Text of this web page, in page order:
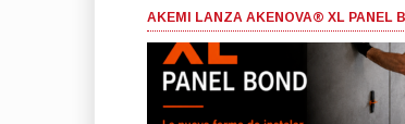
AKEMI LANZA AKENOVA® XL PANEL